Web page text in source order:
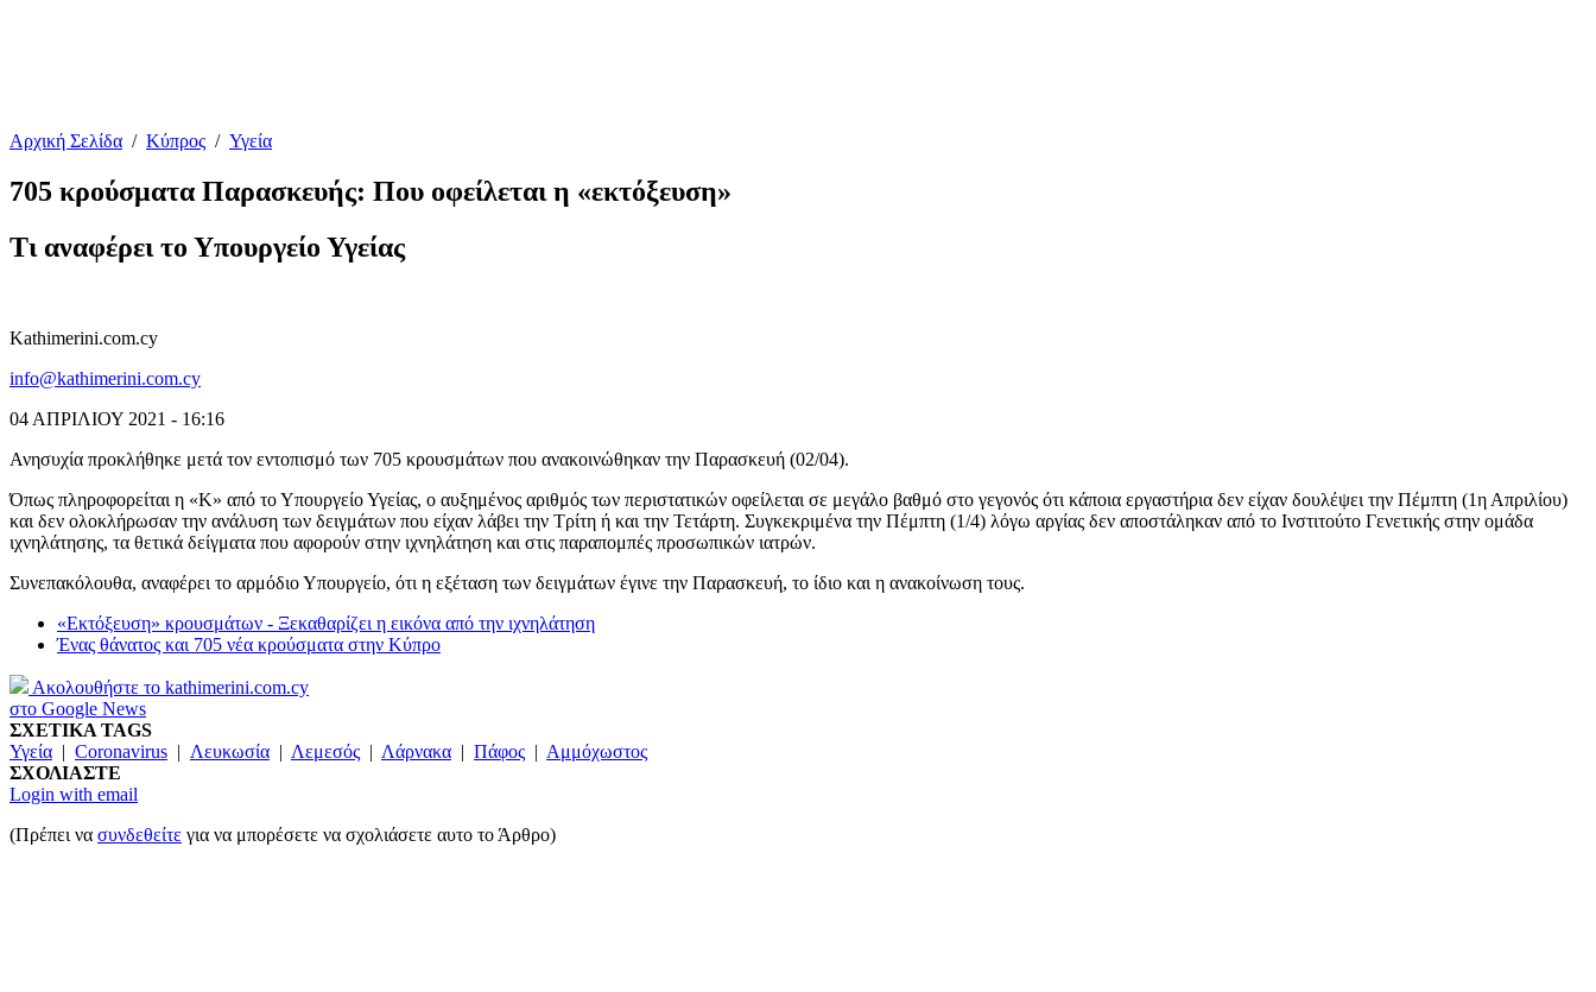
Αρχική Σελίδα / Κύπρος / Υγεία
705 κρούσματα Παρασκευής: Που οφείλεται η «εκτόξευση»
Τι αναφέρει το Υπουργείο Υγείας
Kathimerini.com.cy
info@kathimerini.com.cy
04 ΑΠΡΙΛΙΟΥ 2021 - 16:16
Ανησυχία προκλήθηκε μετά τον εντοπισμό των 705 κρουσμάτων που ανακοινώθηκαν την Παρασκευή (02/04).
Όπως πληροφορείται η «Κ» από το Υπουργείο Υγείας, ο αυξημένος αριθμός των περιστατικών οφείλεται σε μεγάλο βαθμό στο γεγονός ότι κάποια εργαστήρια δεν είχαν δουλέψει την Πέμπτη (1η Απριλίου)
και δεν ολοκλήρωσαν την ανάλυση των δειγμάτων που είχαν λάβει την Τρίτη ή και την Τετάρτη. Συγκεκριμένα την Πέμπτη (1/4) λόγω αργίας δεν αποστάληκαν από το Ινστιτούτο Γενετικής στην ομάδα
ιχνηλάτησης, τα θετικά δείγματα που αφορούν στην ιχνηλάτηση και στις παραπομπές προσωπικών ιατρών.
Συνεπακόλουθα, αναφέρει το αρμόδιο Υπουργείο, ότι η εξέταση των δειγμάτων έγινε την Παρασκευή, το ίδιο και η ανακοίνωση τους.
«Εκτόξευση» κρουσμάτων - Ξεκαθαρίζει η εικόνα από την ιχνηλάτηση
Ένας θάνατος και 705 νέα κρούσματα στην Κύπρο
Ακολουθήστε το kathimerini.com.cy
στο Google News
ΣΧΕΤΙΚΑ TAGS
Υγεία | Coronavirus | Λευκωσία | Λεμεσός | Λάρνακα | Πάφος | Αμμόχωστος
ΣΧΟΛΙΑΣΤΕ
Login with email
(Πρέπει να συνδεθείτε για να μπορέσετε να σχολιάσετε αυτο το Άρθρο)